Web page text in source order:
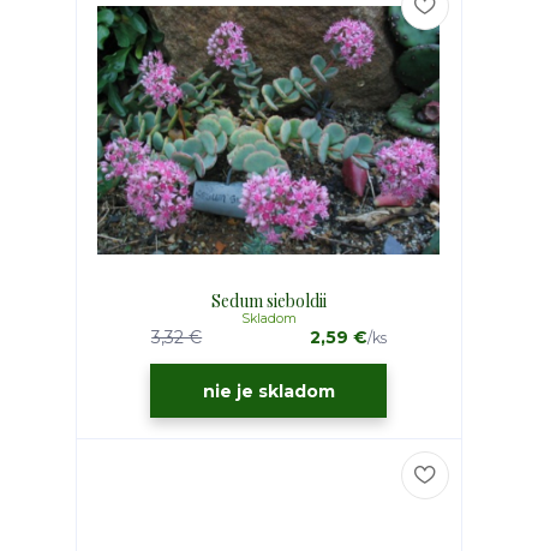
Sedum sieboldii
3,32 € 2,59 €/ks
Skladom
nie je skladom